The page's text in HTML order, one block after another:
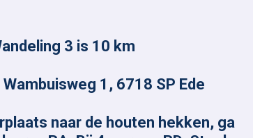
3 is 10 km
1, 6718 SP Ede
naar de houten hekken, ga